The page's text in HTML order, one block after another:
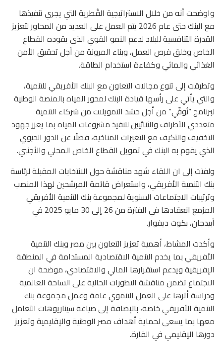
واوضحت أنه من خلال الاستراتيجية القُطرية التي يجري تنفيذها
مع البنك حتى عام 2026 يتم العمل على العديد من المحاور لتعزيز
القدرة التنافسية للبلاد لدعم النمو القوي الذي يقوده القطاع
الخاص وخلق فرص العمل، وبناء المرونة من أجل تحقيق الأمن
الغذائي والمائي وكفاءة استخدام الطاقة.
وتطرقت إلى تنوع مجالات التعاون مع البنك الأفريقي للتنمية،
والتي يأتي على رأسها قيادة البنك لمحور المياه بالمنصة الوطنية
لبرنامج “نُوفّي” من أجل حشد التمويلات من شركاء التنمية
متعددي الأطراف والثنائيين لتنفيذ مشروعات المياه بما يعزز جهود
التخفيف والتكيف مع التغيرات المناخية، فضلًا عن الدور الحيوي
الذي يقوم به البنك في تمويل القطاع الخاص المحلي والأجنبي.
ولفتت إلى ان اللقاء شهد مناقشة حول الانتخابات المقبلة لرئاسة
بنك التنمية الأفريقي، واستعراض قائمة المرشحين لهذا المنصب
وترتيبات الاجتماعات السنوية لمجموعة بنك التنمية الأفريقي
المزمع انعقادها في الفترة من 26 إلى 30 مايو 2025 في
أبيدجان، بكوت ديفوار.
وأكدت المشاط، أهمية تعزيز التعاون بين مصر وبنك التنمية
الأفريقي بما يخدم التنمية الاقتصادية المستدامة في المنطقة
الإفريقية ويدعم استقرارها المالي والاقتصادي، موضحة ان
الاجتماع تضمن مناقشة التطورات الحالية على الساحة العالمية
ودراسة أثرها على العمل التنموي عامة وعمل مجموعة بنك
التنمية الأفريقي خاصة، بالإضافة إلى صياغة سيناريوهات التعامل
معها بما يسعى لحماية أهداف مصر الوطنية والإقليمية وتعزيز
دورها الإقليمي في القارة.